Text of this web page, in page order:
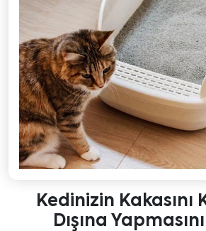
Kedinizin Kakasını
Dışına